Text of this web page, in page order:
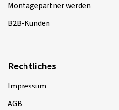
Montagepartner werden
B2B-Kunden
Rechtliches
Impressum
AGB